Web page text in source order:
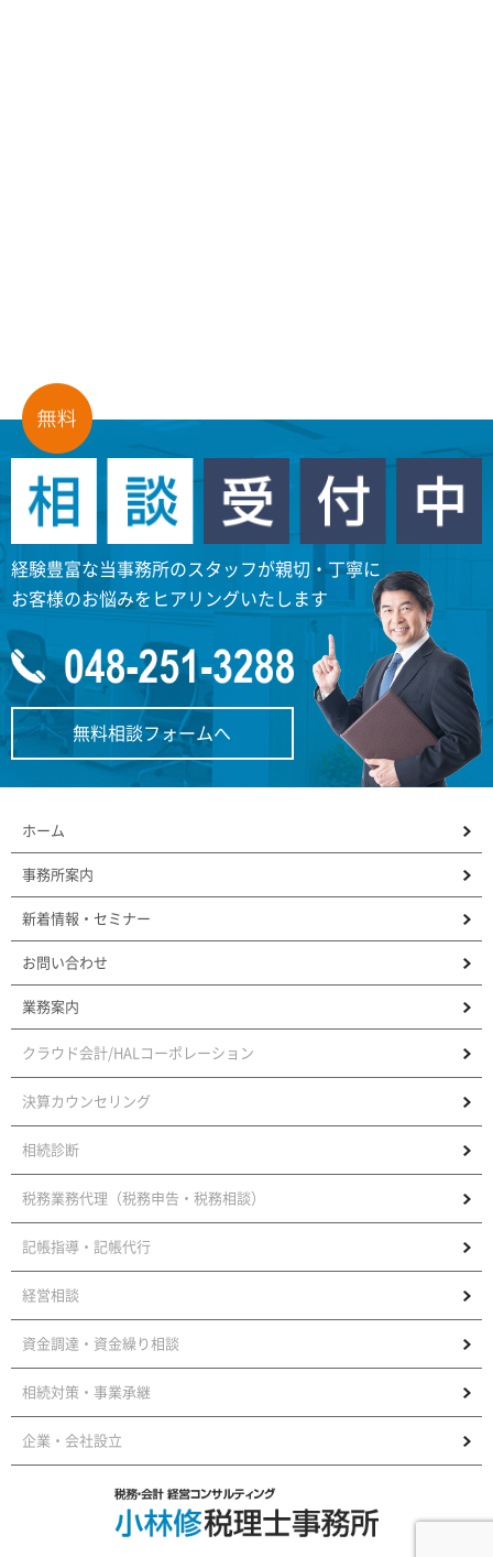
経験豊富な当事務所のスタッフが親切・丁寧に
お客様のお悩みをヒアリングいたします
無料相談フォームへ
ホーム
事務所案内
新着情報・セミナー
お問い合わせ
業務案内
クラウド会計/HALコーポレーション
決算カウンセリング
相続診断
税務業務代理（税務申告・税務相談）
記帳指導・記帳代行
経営相談
資金調達・資金繰り相談
相続対策・事業承継
企業・会社設立